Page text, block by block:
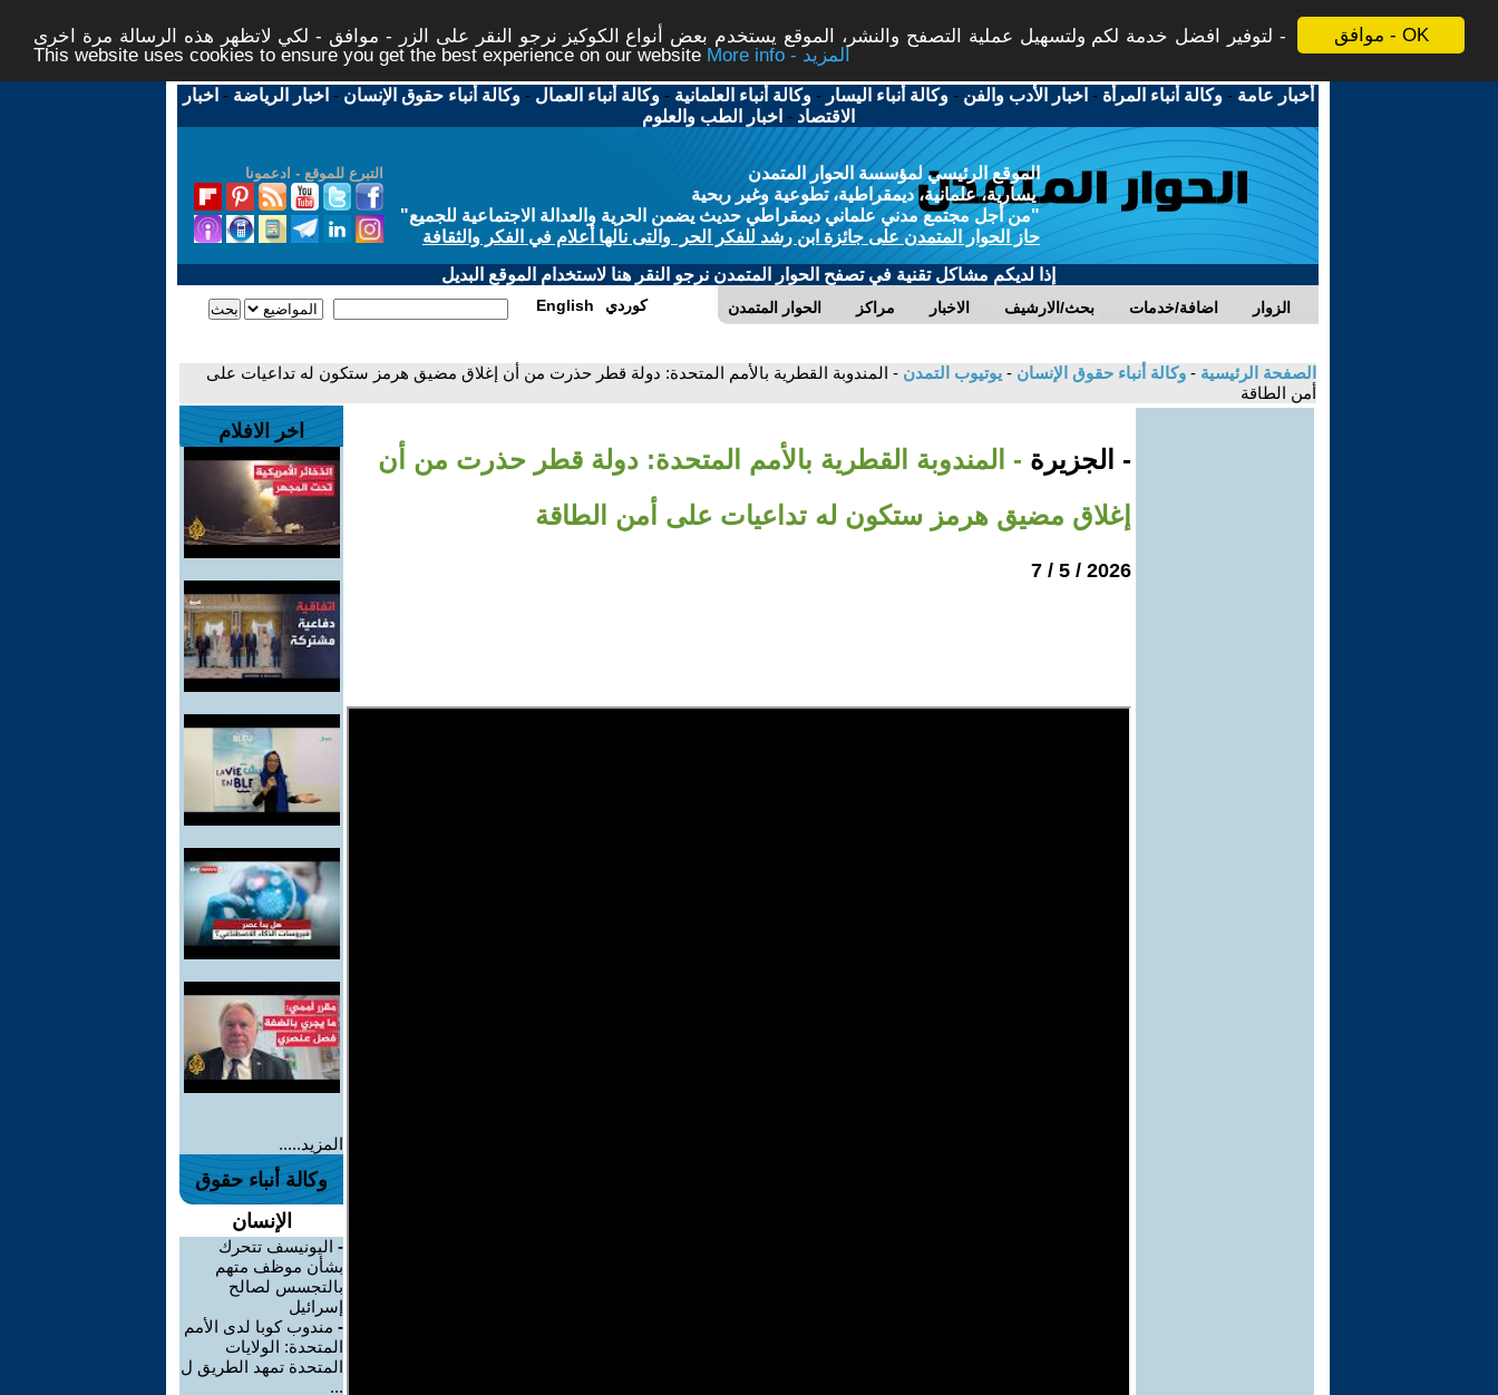
موافق - OK
لتوفير افضل خدمة لكم ولتسهيل عملية التصفح والنشر، الموقع يستخدم بعض أنواع الكوكيز نرجو النقر على الزر - موافق - لكي لاتظهر هذه الرسالة مرة اخرى -
This website uses cookies to ensure you get the best experience on our website
More info - المزيد
أخبار عامة -وكالة أنباء المرأة - اخبار الأدب والفن -وكالة أنباء اليسار -وكالة أنباء العلمانية -وكالة أنباء العمال -وكالة أنباء حقوق الإنسان - اخبار الرياضة - اخبار
الاقتصاد - اخبار الطب والعلوم
التبرع للموقع - ادعمونا
الموقع الرئيسي لمؤسسة الحوار المتمدن
يسارية، علمانية، ديمقراطية، تطوعية وغير ربحية
"من أجل مجتمع مدني علماني ديمقراطي حديث يضمن الحرية والعدالة الاجتماعية للجميع"
حاز الحوار المتمدن على جائزة ابن رشد للفكر الحر والتى نالها أعلام في الفكر والثقافة
إذا لديكم مشاكل تقنية في تصفح الحوار المتمدن نرجو النقر هنا لاستخدام الموقع البديل
الحوار المتمدن مراكز الاخبار بحث/الارشيف اضافة/خدمات الزوار English كوردي
الصفحة الرئيسية - وكالة أنباء حقوق الإنسان - يوتيوب التمدن - المندوبة القطرية بالأمم المتحدة: دولة قطر حذرت من أن إغلاق مضيق هرمز ستكون له تداعيات على
أمن الطاقة
- الجزيرة - المندوبة القطرية بالأمم المتحدة: دولة قطر حذرت من أن
إغلاق مضيق هرمز ستكون له تداعيات على أمن الطاقة
2026 / 5 / 7
اخر الافلام
المزيد.....
وكالة أنباء حقوق
الإنسان
- اليونيسف تتحرك
بشأن موظف متهم
بالتجسس لصالح
إسرائيل
- مندوب كوبا لدى الأمم
المتحدة: الولايات
المتحدة تمهد الطريق ل
...